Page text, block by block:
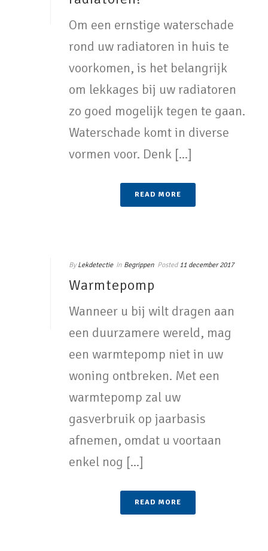
Om een ernstige waterschade
rond uw radiatoren in huis te
voorkomen, is het belangrijk
om lekkages bij uw radiatoren
zo goed mogelijk tegen te gaan.
Waterschade komt in diverse
vormen voor. Denk [...]
READ MORE
By Lekdetectie In Begrippen Posted 11 december 2017
Warmtepomp
Wanneer u bij wilt dragen aan
een duurzamere wereld, mag
een warmtepomp niet in uw
woning ontbreken. Met een
warmtepomp zal uw
gasverbruik op jaarbasis
afnemen, omdat u voortaan
enkel nog [...]
READ MORE